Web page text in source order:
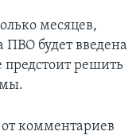
месяцев,
ПВО будет введена
предстоит решить
комментариев